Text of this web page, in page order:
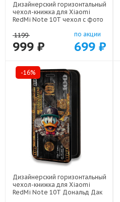
Дизайнерский горизонтальный
чехол-книжка для Xiaomi
RedMi Note 10T чехол с фото
1199
999 ₽
по акции
699 ₽
-16%
Дизайнерский горизонтальный
чехол-книжка для Xiaomi
RedMi Note 10T Дональд Дак